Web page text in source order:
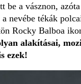
be a vásznon,
nevébe tékák
Rocky Balboa
alakításai,
ezek!